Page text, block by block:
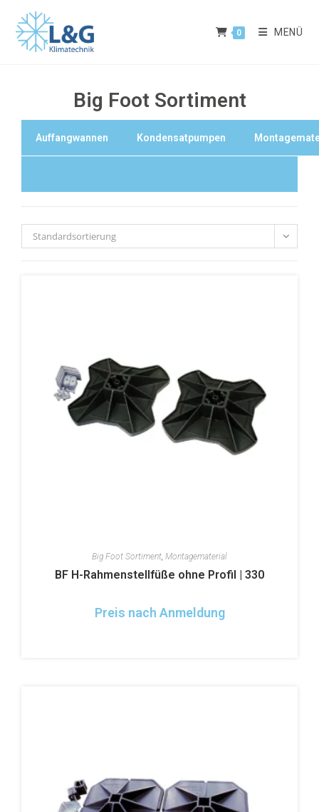
0 MENÜ
Big Foot Sortiment
Auffangwannen Kondensatpumpen
Standardsortierung
Big Foot Sortiment, Montagematerial
BF H-Rahmenstellfüße ohne Profil | 330
Preis nach Anmeldung